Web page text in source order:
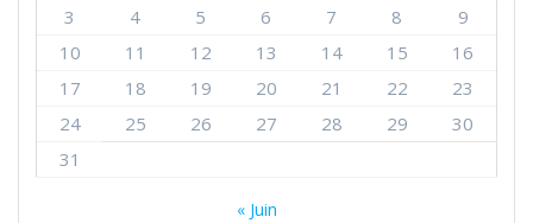
3
4 5 6 7 8
9
10
11 12 13 14 15
16
17
18 19 20 21 22
23
24
25 26 27 28 29
30
31
« Juin